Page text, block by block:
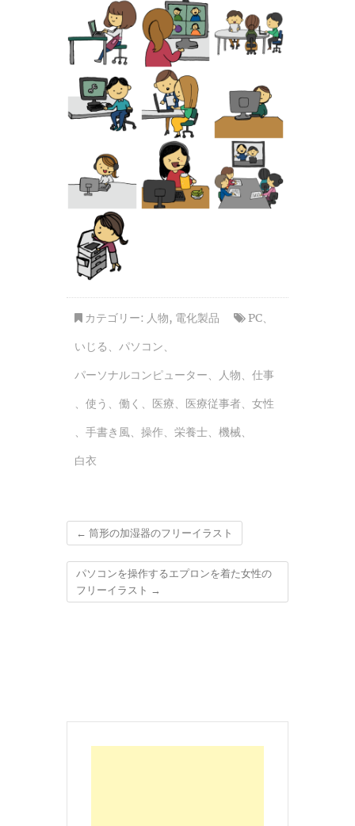
カテゴリー: 人物, 電化製品 PC、
いじる 、 パソコン、
パーソナルコンピューター、 人物、 仕事
、 使う 、 働く 、 医療、 医療従事者、 女性
、 手書き風、 操作、 栄養士、 機械、
白衣
← 筒形の加湿器のフリーイラスト
パソコンを操作するエプロンを着た女性の
フリーイラスト →